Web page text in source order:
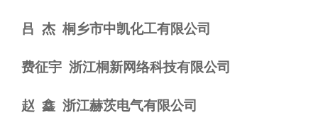
吕 杰 桐乡市中凯化工有限公司
费征宇 浙江桐新网络科技有限公司
赵 鑫 浙江赫茨电气有限公司